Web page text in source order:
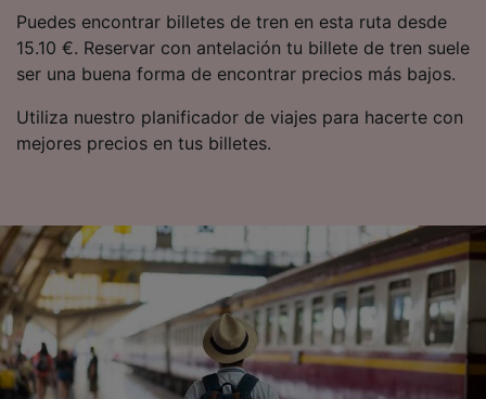
Puedes encontrar billetes de tren en esta ruta desde
15.10 €. Reservar con antelación tu billete de tren suele
ser una buena forma de encontrar precios más bajos.
Utiliza nuestro planificador de viajes para hacerte con
mejores precios en tus billetes.